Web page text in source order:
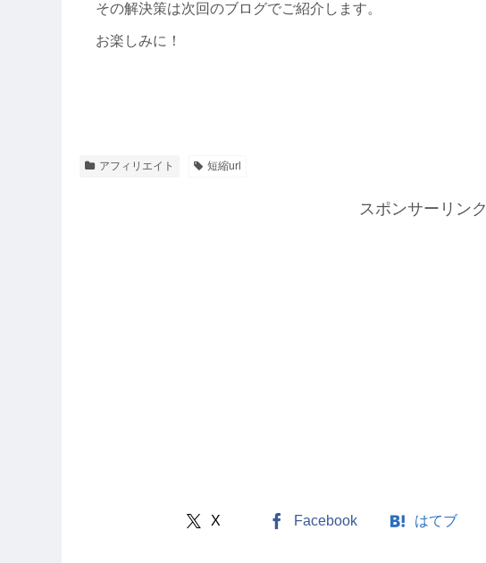
その解決策は次回のブログでご紹介します。
お楽しみに！
アフィリエイト 短縮url
スポンサーリンク
X Facebook はてブ